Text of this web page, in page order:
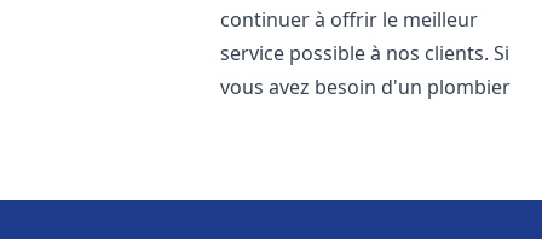
continuer à offrir le meilleur
service possible à nos clients. Si
vous avez besoin d'un plombier